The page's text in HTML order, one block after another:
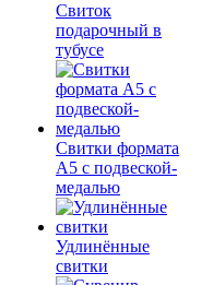
Свиток
подарочный в
тубусе
Свитки формата
А5 с подвеской-
медалью
Удлинённые
свитки